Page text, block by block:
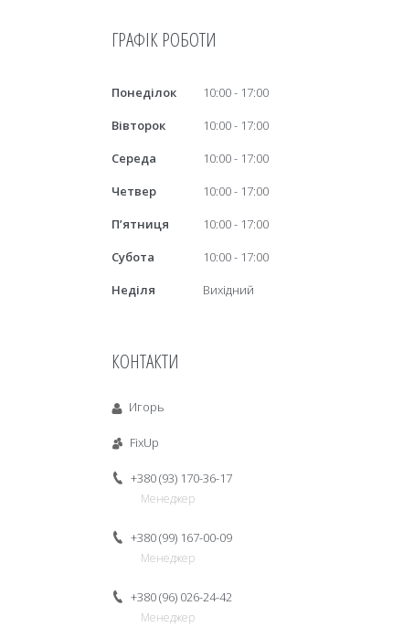
ГРАФІК РОБОТИ
Понеділок 10:00
17:00
Вівторок
10:00
17:00
Середа
10:00
17:00
Четвер
10:00
17:00
Пʼятниця
10:00
17:00
Субота
10:00
17:00
Неділя
Вихідний
КОНТАКТИ
Игорь
FixUp
+380 (93) 170-36-17
Менеджер
+380 (99) 167-00-09
Менеджер
+380 (96) 026-24-42
Менеджер